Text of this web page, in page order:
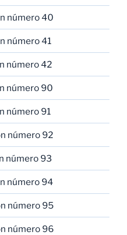
número 40
número 41
número 42
número 90
número 91
número 92
número 93
número 94
número 95
número 96